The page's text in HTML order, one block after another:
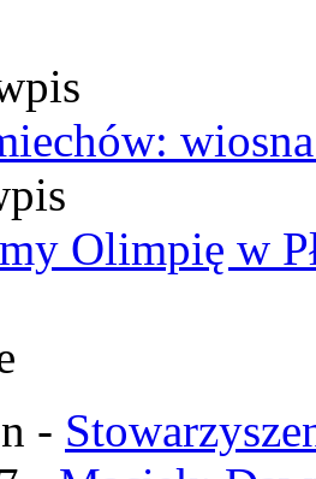
Olimpię w
-